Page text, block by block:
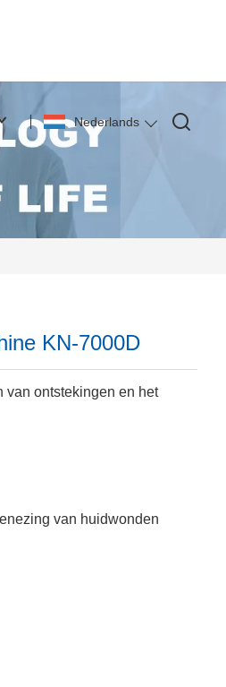
Nederlands
KN-7000D
van ontstekingen en het
van huidwonden